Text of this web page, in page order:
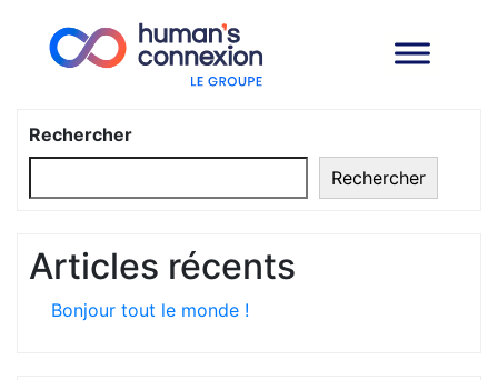
Rechercher
Rechercher
Articles récents
Bonjour tout le monde !